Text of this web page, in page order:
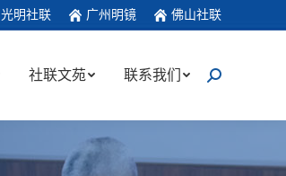
光明社联 广州明镜 佛山社联
社联文苑 联系我们
搜